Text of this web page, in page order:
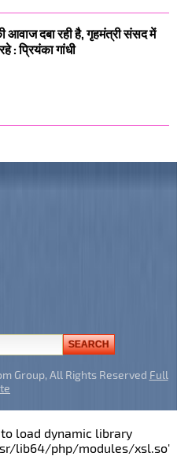
आवाज दबा रही है, गृहमंत्री संसद में
: प्रियंका गांधी
Group, All Rights Reserved Full
load dynamic library
lib64/php/modules/xsl.so'